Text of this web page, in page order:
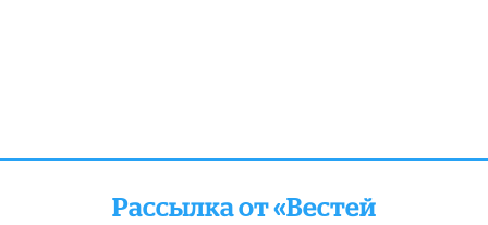
Рассылка от «Вестей